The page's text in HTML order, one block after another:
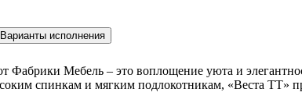
Варианты исполнения
Фабрики Мебель – это воплощение уюта и
спинкам и мягким подлокотникам, «Веста ТТ»